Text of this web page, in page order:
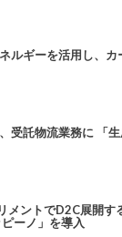
ルギーを活用し、
受託物流業務に 「生
メントでD2C展開す
ーノ」を導入